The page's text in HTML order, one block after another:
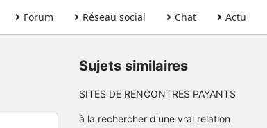
Forum Réseau social Chat Actu
Sujets similaires
SITES DE RENCONTRES PAYANTS
à la rechercher d'une vrai relation